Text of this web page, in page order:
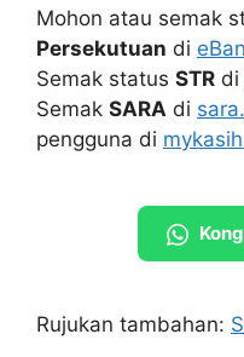
Mohon atau semak
Persekutuan di
Semak status STR di
Semak SARA di
pengguna di
Rujukan tambahan: